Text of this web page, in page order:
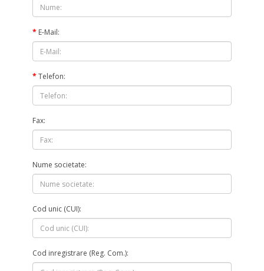
E-Mail:
Telefon:
Fax:
Nume societate:
Cod unic (CUI):
Cod inregistrare (Reg. Com.):